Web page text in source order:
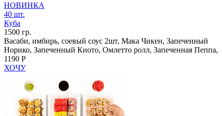
НОВИНКА
40 шт.
Куба
1500 гр.
Васаби, имбирь, соевый соус 2шт, Мака Чикен, Запеченный
Норико, Запеченный Киото, Омлетто ролл, Запеченная Пеппа,
1190 Р
ХОЧУ